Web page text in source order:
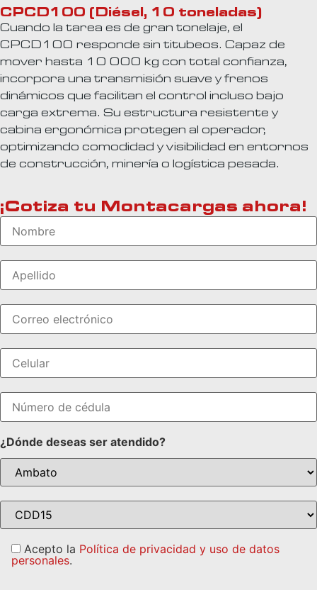
CPCD100 (Diésel, 10 toneladas)
Cuando la tarea es de gran tonelaje, el
CPCD100 responde sin titubeos. Capaz de
mover hasta 10 000 kg con total confianza,
incorpora una transmisión suave y frenos
dinámicos que facilitan el control incluso bajo
carga extrema. Su estructura resistente y
cabina ergonómica protegen al operador,
optimizando comodidad y visibilidad en entornos
de construcción, minería o logística pesada.
¡Cotiza tu Montacargas ahora!
¿Dónde deseas ser atendido?
Acepto la Política de privacidad y uso de datos
personales.